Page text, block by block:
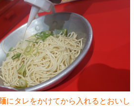
にタレをかけてから入れるとおいし